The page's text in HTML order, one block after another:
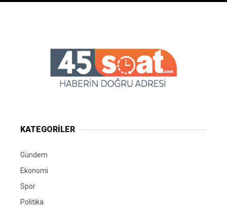
KATEGORİLER
Gündem
Ekonomi
Spor
Politika